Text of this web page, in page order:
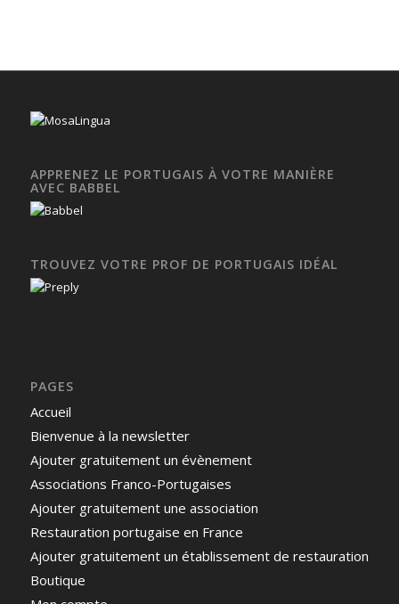
APPRENEZ LE PORTUGAIS À VOTRE MANIÈRE
AVEC BABBEL
TROUVEZ VOTRE PROF DE PORTUGAIS IDÉAL
PAGES
Accueil
Bienvenue à la newsletter
Ajouter gratuitement un évènement
Associations Franco-Portugaises
Ajouter gratuitement une association
Restauration portugaise en France
Ajouter gratuitement un établissement de restauration
Boutique